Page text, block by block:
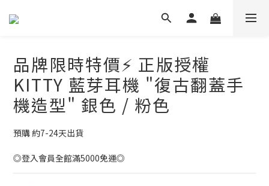
品牌限時特價⚡ 正版授權
KITTY 藍芽耳機 "復古翻蓋手
機造型" 銀色 / 粉色
預購 約7-24天出貨
◎登入會員全館滿5000免運◎